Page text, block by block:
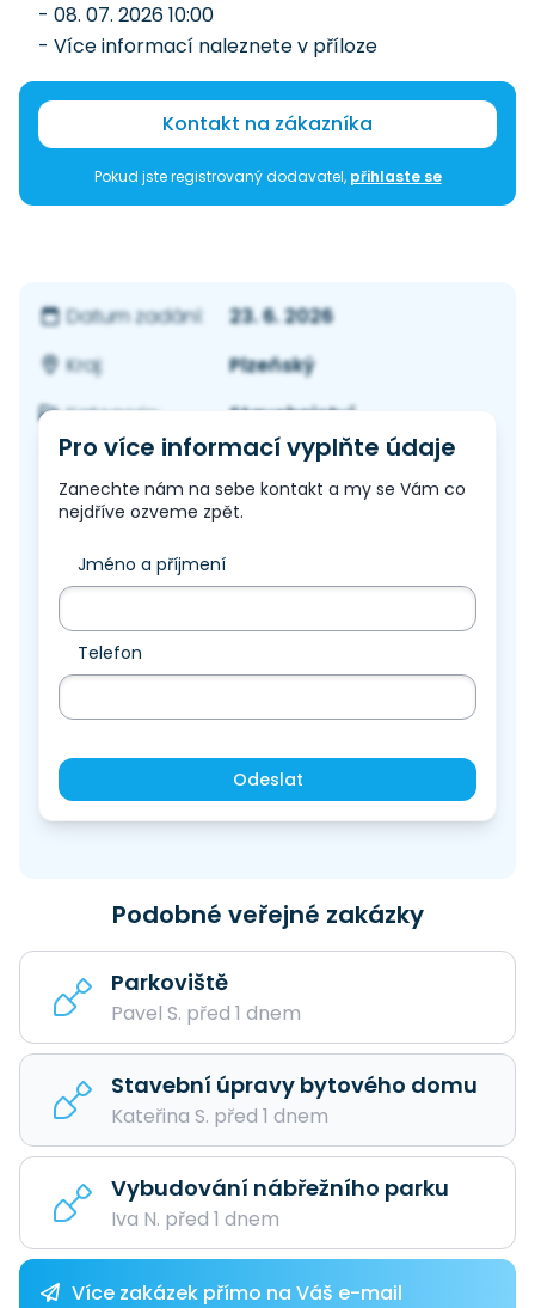
- 08. 07. 2026 10:00
- Více informací naleznete v příloze
Kontakt na zákazníka
Pokud jste registrovaný dodavatel, přihlaste se
Datum zadání:
23. 6. 2026
Kraj:
Plzeňský
Kategorie:
Stavebnictví
Pro více informací vyplňte údaje
Zanechte nám na sebe kontakt a my se Vám co
nejdříve ozveme zpět.
Jméno a příjmení
Telefon
Odeslat
Podobné veřejné zakázky
Parkoviště
Pavel S. před 1 dnem
Stavební úpravy bytového domu
Kateřina S. před 1 dnem
Vybudování nábřežního parku
Iva N. před 1 dnem
Více zakázek přímo na Váš e-mail